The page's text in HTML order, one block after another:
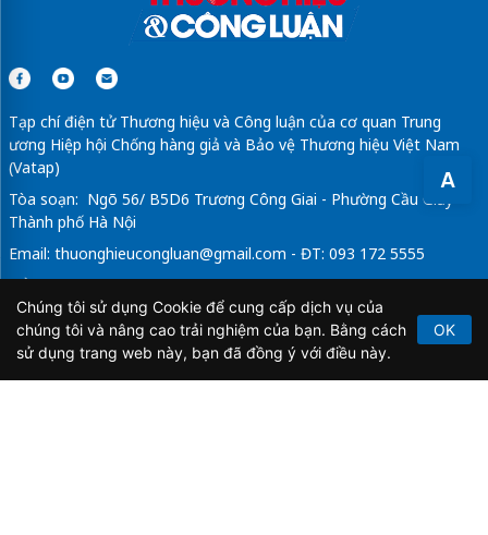
A
Tạp chí điện tử Thương hiệu và Công luận của cơ quan Trung
ương Hiệp hội Chống hàng giả và Bảo vệ Thương hiệu Việt Nam
(Vatap)
Tòa soạn: Ngõ 56/ B5D6 Trương Công Giai - Phường Cầu Giấy -
Thành phố Hà Nội
Email: thuonghieucongluan@gmail.com - ĐT: 093 172 5555
Tổng Biên Tập: Vũ Đức Thuận
Giấy phép hoạt động báo chí điện tử số 64/GP-BTTTT do Bộ
Thông tin và Truyền thông cấp ngày 21/2/2020.
Chúng tôi sử dụng Cookie để cung cấp dịch vụ của
chúng tôi và nâng cao trải nghiệm của bạn. Bằng cách
sử dụng trang web này, bạn đã đồng ý với điều này.
OK